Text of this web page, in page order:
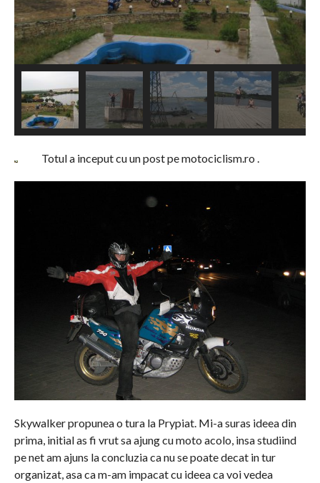
Totul a inceput cu un post pe motociclism.ro .
Skywalker propunea o tura la Prypiat. Mi-a suras ideea din
prima, initial as fi vrut sa ajung cu moto acolo, insa studiind
pe net am ajuns la concluzia ca nu se poate decat in tur
organizat, asa ca m-am impacat cu ideea ca voi vedea